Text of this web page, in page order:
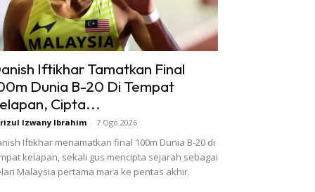
Iftikhar Tamatkan Final
Dunia B-20 Di Tempat
Cipta...
Izwany Ibrahim - 7 Ogo 2026
Iftikhar menamatkan final 100m Dunia B-20 di
kelapan, sekali gus mencipta sejarah sebagai
Malaysia pertama mara ke pentas akhir.